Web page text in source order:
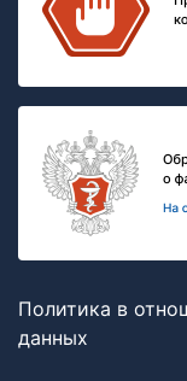
Политика в
данных